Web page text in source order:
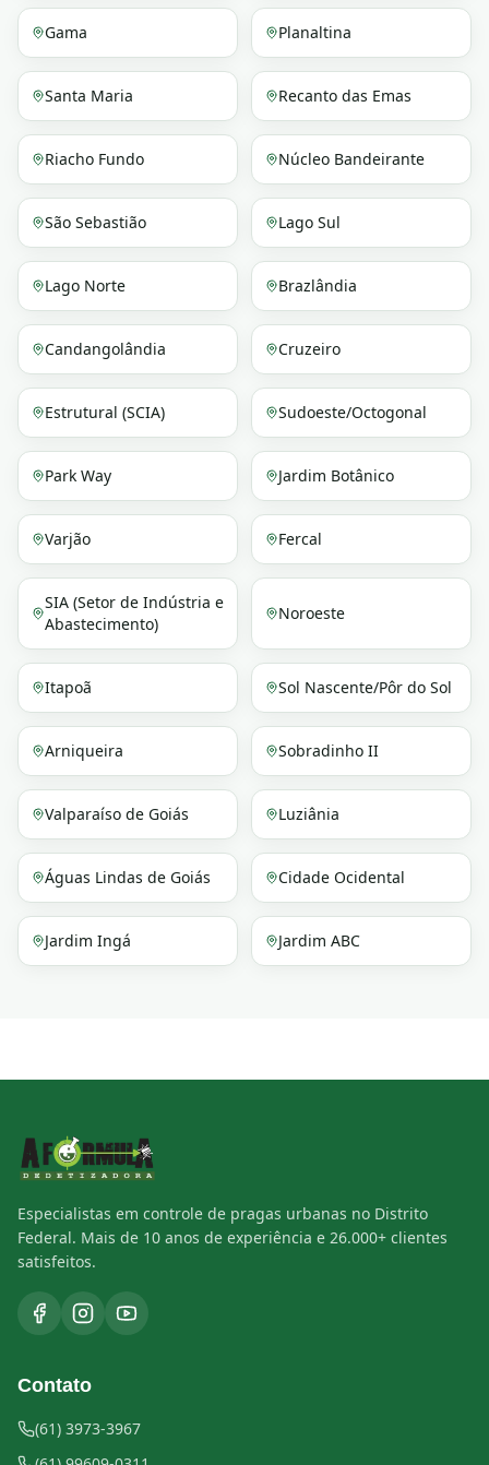
Gama Planaltina
Santa Maria Recanto das Emas
Riacho Fundo Núcleo Bandeirante
São Sebastião Lago Sul
Lago Norte Brazlândia
Candangolândia Cruzeiro
Estrutural (SCIA) Sudoeste/Octogonal
Park Way Jardim Botânico
Varjão Fercal
SIA (Setor de Indústria e
Abastecimento)
Noroeste
Itapoã Sol Nascente/Pôr do Sol
Arniqueira Sobradinho II
Valparaíso de Goiás Luziânia
Águas Lindas de Goiás Cidade Ocidental
Jardim Ingá Jardim ABC
Especialistas em controle de pragas urbanas no Distrito
Federal. Mais de 10 anos de experiência e 26.000+ clientes
satisfeitos.
Contato
(61) 3973-3967